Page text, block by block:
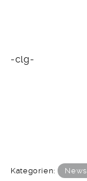
-clg-
Kategorien: News